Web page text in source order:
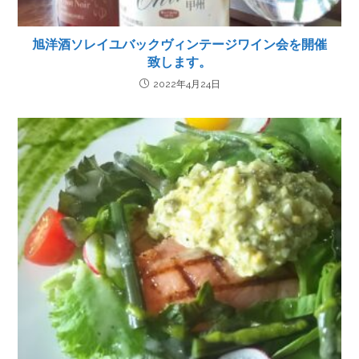
旭洋酒ソレイユバックヴィンテージワイン会を開催
致します。
2022年4月24日